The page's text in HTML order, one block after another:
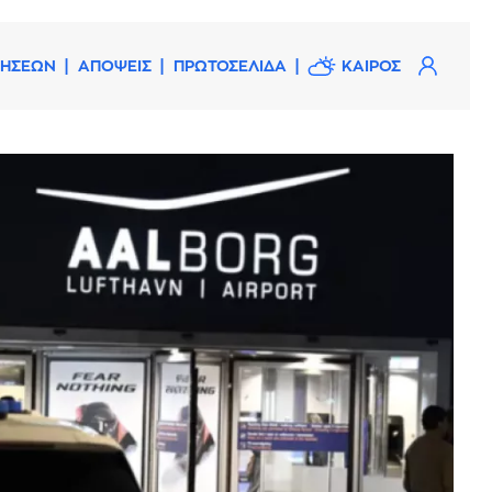
ΑΠΟΨΕΙΣ ΠΡΩΤΟΣΕΛΙΔΑ ΚΑΙΡΟΣ